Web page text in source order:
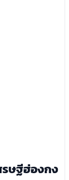
รษฐีฮ่องกง